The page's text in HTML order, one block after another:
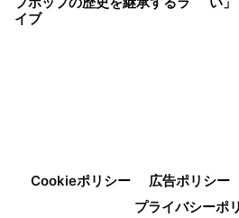
イブ
Cookieポリシー 広告ポリシー
プライバシーポ